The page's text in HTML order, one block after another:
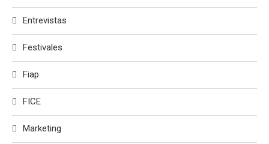
Entrevistas
Festivales
Fiap
FICE
Marketing